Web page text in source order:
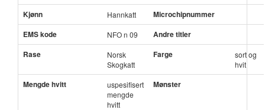
Kjønn
Hannkatt
Microchipnummer
EMS kode
NFO n 09
Andre titler
Rase
Norsk
Skogkatt
Farge
sort og
hvit
Mengde hvitt
uspesifisert
mengde
hvitt
Mønster